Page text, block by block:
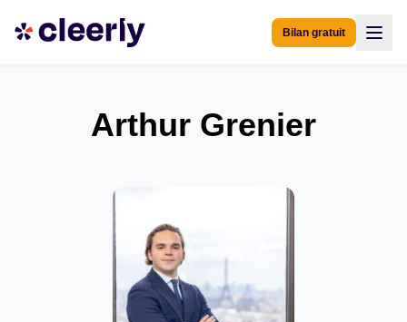
Bilan gratuit
Arthur Grenier